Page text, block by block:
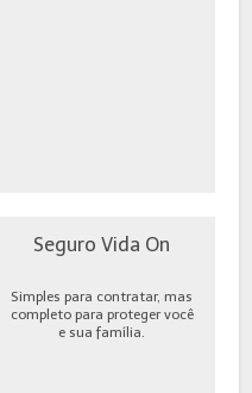
Seguro Vida On
Simples para contratar, mas
completo para proteger você
e sua família.